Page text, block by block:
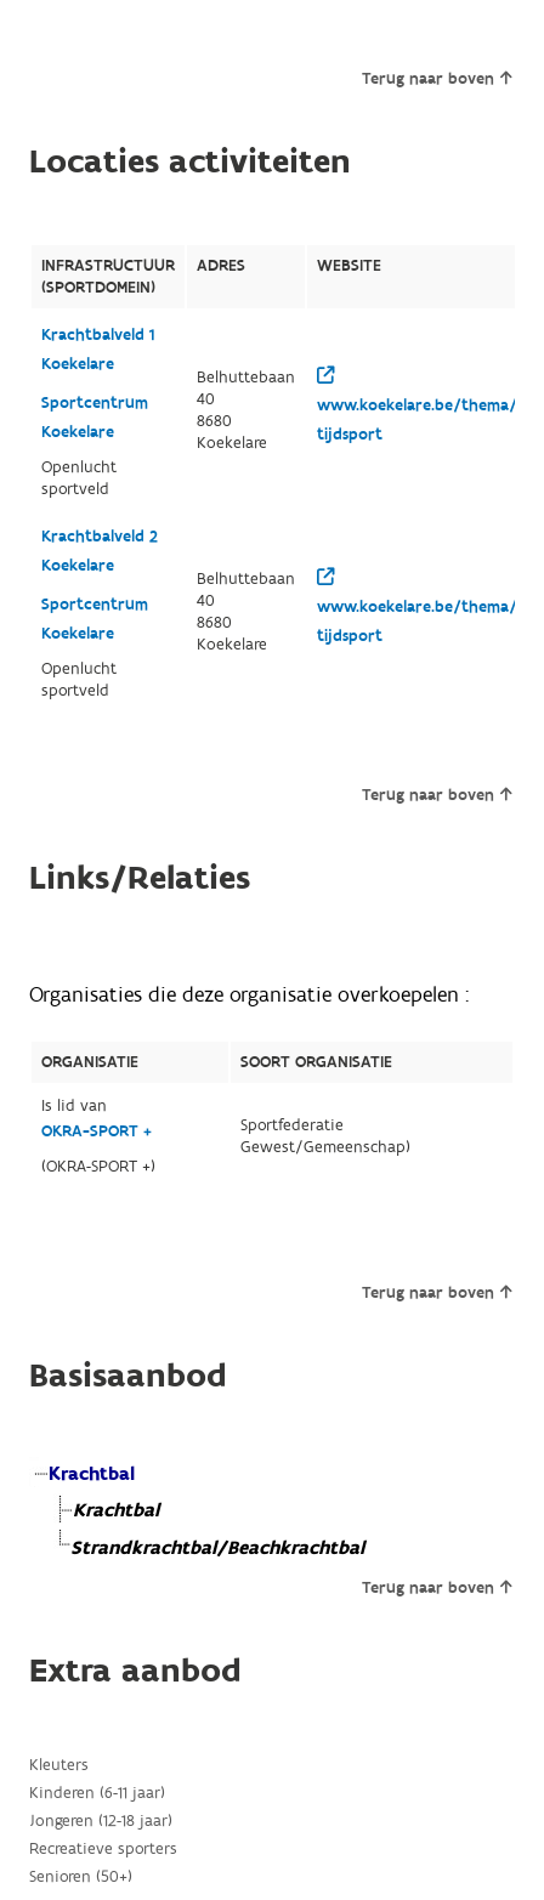
Terug naar boven
Locaties activiteiten
INFRASTRUCTUUR
(SPORTDOMEIN)
ADRES WEBSITE
Krachtbalveld 1
Koekelare
Sportcentrum
Koekelare
Openlucht
sportveld
Belhuttebaan
40
8680
Koekelare
www.koekelare.be/thema/
tijdsport
Krachtbalveld 2
Koekelare
Sportcentrum
Koekelare
Openlucht
sportveld
Belhuttebaan
40
8680
Koekelare
www.koekelare.be/thema/
tijdsport
Terug naar boven
Links/Relaties
Organisaties die deze organisatie overkoepelen :
ORGANISATIE
SOORT ORGANISATIE
Is lid van
OKRA-SPORT +
(OKRA-SPORT +)
Sportfederatie
Gewest/Gemeenschap)
Terug naar boven
Basisaanbod
Krachtbal
Krachtbal
Strandkrachtbal/Beachkrachtbal
Terug naar boven
Extra aanbod
Kleuters
Kinderen (6-11 jaar)
Jongeren (12-18 jaar)
Recreatieve sporters
Senioren (50+)